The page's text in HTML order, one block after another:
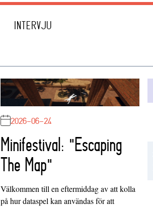
INTERVJU
2026-06-24
Minifestival: "Escaping
The Map"
Välkommen till en eftermiddag av att kolla
på hur dataspel kan användas för att